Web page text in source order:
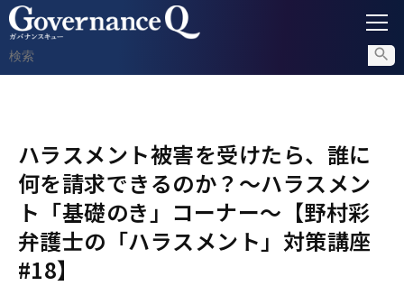
内部通報
コンプライアンス調査
不正対策
ハラスメント被害を受けたら、誰に
何を請求できるのか？〜ハラスメン
ト「基礎のき」コーナー〜【野村彩
弁護士の「ハラスメント」対策講座
#18】